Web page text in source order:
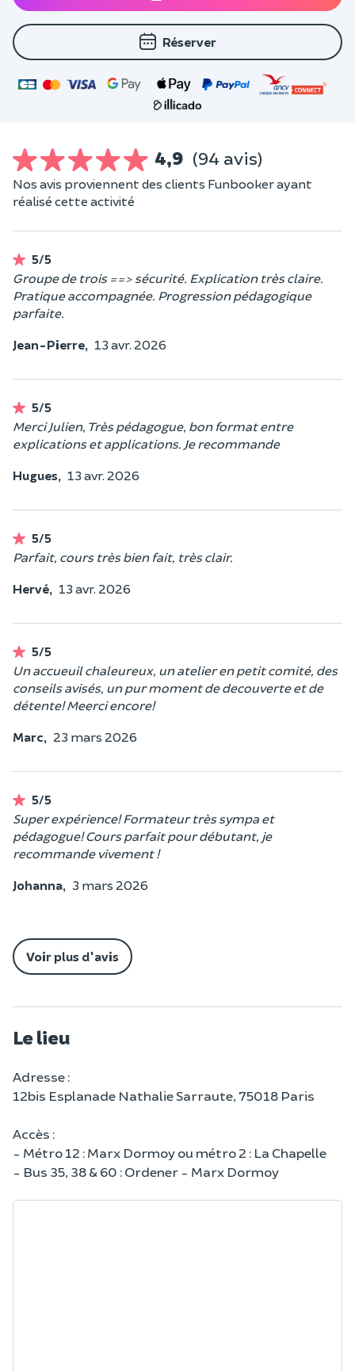
Réserver
4,9 (94 avis)
Nos avis proviennent des clients Funbooker ayant
réalisé cette activité
5/5
Groupe de trois ==> sécurité. Explication très claire.
Pratique accompagnée. Progression pédagogique
parfaite.
Jean-Pierre, 13 avr. 2026
5/5
Merci Julien, Très pédagogue, bon format entre
explications et applications. Je recommande
Hugues, 13 avr. 2026
5/5
Parfait, cours très bien fait, très clair.
Hervé, 13 avr. 2026
5/5
Un accueuil chaleureux, un atelier en petit comité, des
conseils avisés, un pur moment de decouverte et de
détente! Meerci encore!
Marc, 23 mars 2026
5/5
Super expérience! Formateur très sympa et
pédagogue! Cours parfait pour débutant, je
recommande vivement !
Johanna, 3 mars 2026
Voir plus d'avis
Le lieu
Adresse :
12bis Esplanade Nathalie Sarraute, 75018 Paris
Accès :
- Métro 12 : Marx Dormoy ou métro 2 : La Chapelle
- Bus 35, 38 & 60 : Ordener - Marx Dormoy